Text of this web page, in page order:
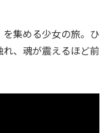
集める少女の旅。ひ
、魂が震えるほど前